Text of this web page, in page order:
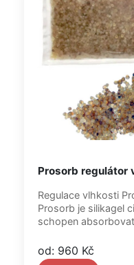
Prosorb regulátor
Regulace vlhkosti
Prosorb je silikagel
schopen
od: 960 Kč